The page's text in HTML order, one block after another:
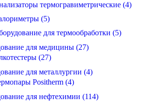
термогравиметрические (4)
(5)
для термообработки (5)
для медицины (27)
(27)
для металлургии (4)
Positherm (4)
для нефтехимии (114)